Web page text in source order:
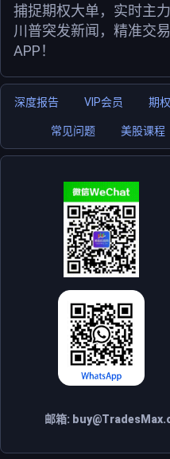
捕捉期权大单，实时主
川普突发新闻，精准交
APP！
深度报告 VIP会员 期
常见问题 美股课程
邮箱: